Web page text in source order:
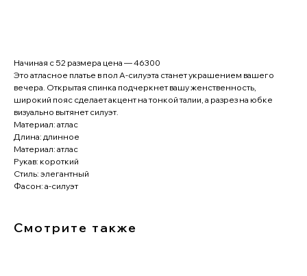
Начиная с 52 размера цена — 46300
Это атласное платье в пол А-силуэта станет украшением вашего
вечера. Открытая спинка подчеркнет вашу женственность,
широкий пояс сделает акцент на тонкой талии, а разрез на юбке
визуально вытянет силуэт.
Материал: атлас
Длина: длинное
Материал: атлас
Рукав: короткий
Стиль: элегантный
Фасон: а-силуэт
Смотрите также